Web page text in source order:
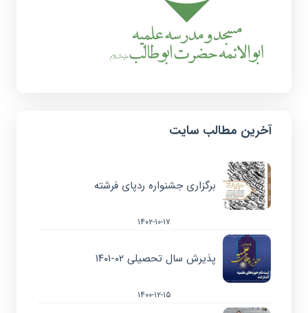
آخرین مطالب سایت
برگزاری جشنواره ردپای فرشته
۱۴۰۲-۱۰-۱۷
پذیرش سال تحصیلی ۰۲-۱۴۰۱
۱۴۰۰-۱۲-۱۵